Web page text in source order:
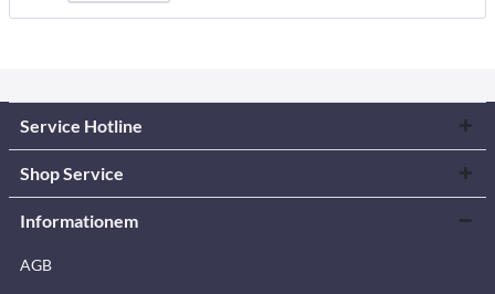
Service Hotline
Shop Service
Informationem
AGB